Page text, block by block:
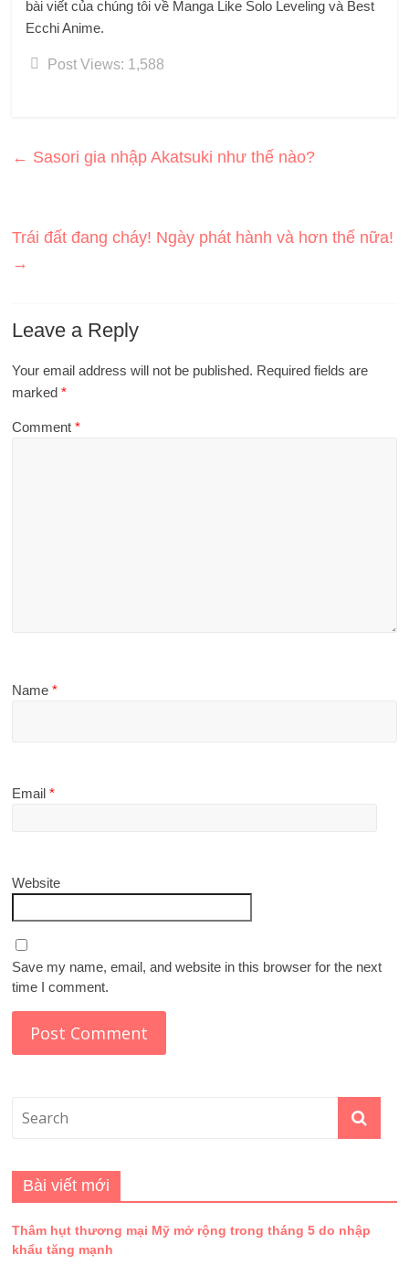
bài viết của chúng tôi về Manga Like Solo Leveling và Best
Ecchi Anime.
Post Views: 1,588
← Sasori gia nhập Akatsuki như thế nào?
Trái đất đang cháy! Ngày phát hành và hơn thế nữa!
→
Leave a Reply
Your email address will not be published. Required fields are
marked*
Comment*
Name*
Email*
Website
Save my name, email, and website in this browser for the next
time I comment.
Bài viết mới
Thâm hụt thương mại Mỹ mở rộng trong tháng 5 do nhập
khẩu tăng mạnh